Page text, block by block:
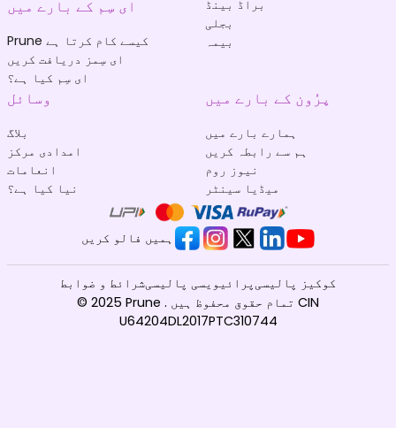
ای سِم کے بارے میں
Prune کیسے کام کرتا ہے
ای سِمز دریافت کریں
ای سِم کیا ہے؟
براڈ بینڈ
بجلی
بیمہ
وسائل
بلاگ
امدادی مرکز
انعامات
نیا کیا ہے؟
پرُون کے بارے میں
ہمارے بارے میں
ہم سے رابطہ کریں
نیوز روم
میڈیا سینٹر
ہمیں فالو کریں
© 2025 Prune . تمام حقوق محفوظ ہیں CIN
U64204DL2017PTC310744
شرائط و ضوابطپرائیویسی پالیسیکوکیز پالیسی